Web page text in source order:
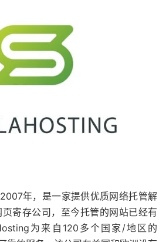
年，是一家提供优质网络托管解
寄存公司，至今托管的网站已经有
为来自120多个国家/地区的